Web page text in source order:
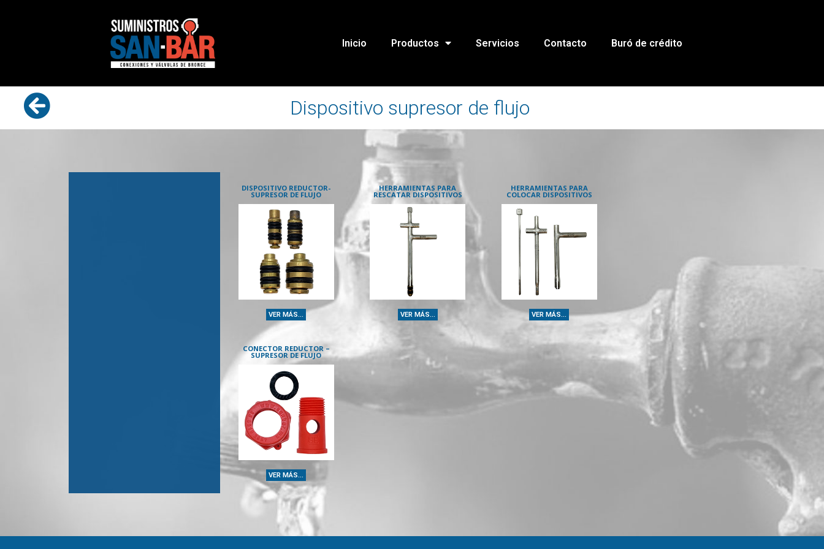
Inicio Productos Servicios Contacto Buró de crédito
Dispositivo supresor de flujo
DISPOSITIVO REDUCTOR-
SUPRESOR DE FLUJO
VER MÁS...
HERRAMIENTAS PARA
RESCATAR DISPOSITIVOS
VER MÁS...
HERRAMIENTAS PARA
COLOCAR DISPOSITIVOS
VER MÁS...
CONECTOR REDUCTOR –
SUPRESOR DE FLUJO
VER MÁS...